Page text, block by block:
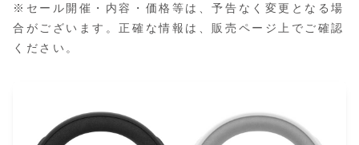
※セール開催・内容・価格等は、予告なく変更となる場
合がございます。正確な情報は、販売ページ上でご確認
ください。